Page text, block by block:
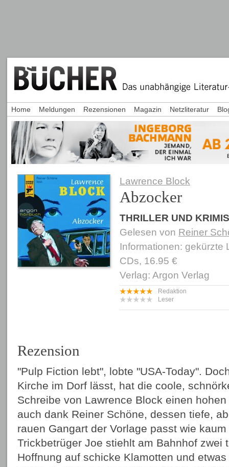
Lawrence Block
Abzocker
THRILLER UND KRIMIS
Gelesen von Reiner
Informationen: gekürzte
CDs, 16.95 €
Verlag: Argon Verlag
Redaktion
Leser
Rezension
"Pulp Fiction lebt", lobte "USA-Today".
Kirche im Dorf lässt, hat die coole,
Schreibe von Lawrence Block einen
auch dank Reiner Schöne, dessen tiefe,
rauen Gangart der Vorlage passt wie
Trickbetrüger Joe stiehlt am Bahnhof zwei
Hoffnung auf schicke Klamotten und
Home Meldungen Rezensionen Magazin Netzliteratur